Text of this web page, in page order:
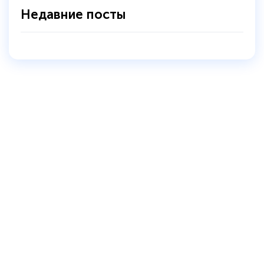
Недавние посты